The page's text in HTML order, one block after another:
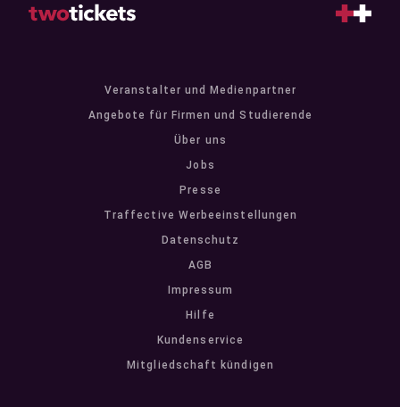
Veranstalter und Medienpartner
Angebote für Firmen und Studierende
Über uns
Jobs
Presse
Traffective Werbeeinstellungen
Datenschutz
AGB
Impressum
Hilfe
Kundenservice
Mitgliedschaft kündigen